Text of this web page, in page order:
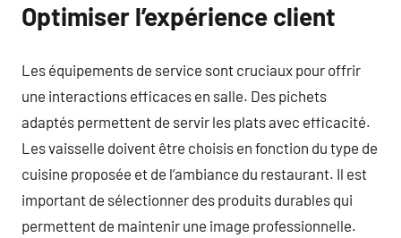
Optimiser l’expérience client
Les équipements de service sont cruciaux pour offrir
une interactions efficaces en salle. Des pichets
adaptés permettent de servir les plats avec efficacité.
Les vaisselle doivent être choisis en fonction du type de
cuisine proposée et de l’ambiance du restaurant. Il est
important de sélectionner des produits durables qui
permettent de maintenir une image professionnelle.